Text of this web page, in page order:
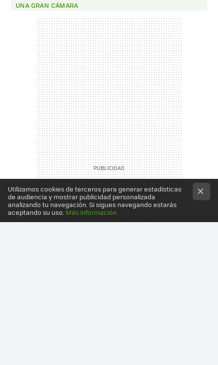
UNA GRAN CÁMARA
Utilizamos cookies de terceros para generar estadísticas
de audiencia y mostrar publicidad personalizada
analizando tu navegación. Si sigues navegando estarás
aceptando su uso. Más información